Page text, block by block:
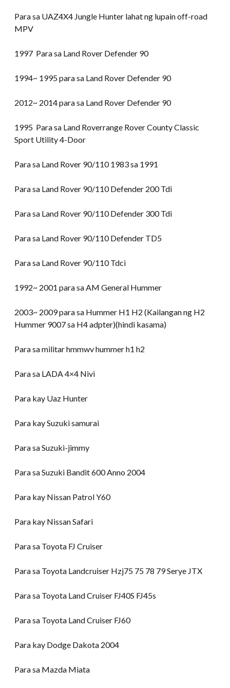
Para sa UAZ4X4 Jungle Hunter lahat ng lupain off-road
MPV
1997 Para sa Land Rover Defender 90
1994~ 1995 para sa Land Rover Defender 90
2012~ 2014 para sa Land Rover Defender 90
1995 Para sa Land Roverrange Rover County Classic
Sport Utility 4-Door
Para sa Land Rover 90/110 1983 sa 1991
Para sa Land Rover 90/110 Defender 200 Tdi
Para sa Land Rover 90/110 Defender 300 Tdi
Para sa Land Rover 90/110 Defender TD5
Para sa Land Rover 90/110 Tdci
1992~ 2001 para sa AM General Hummer
2003~ 2009 para sa Hummer H1 H2 (Kailangan ng H2
Hummer 9007 sa H4 adpter)(hindi kasama)
Para sa militar hmmwv hummer h1 h2
Para sa LADA 4×4 Nivi
Para kay Uaz Hunter
Para kay Suzuki samurai
Para sa Suzuki-jimmy
Para sa Suzuki Bandit 600 Anno 2004
Para kay Nissan Patrol Y60
Para kay Nissan Safari
Para sa Toyota FJ Cruiser
Para sa Toyota Landcruiser Hzj75 75 78 79 Serye JTX
Para sa Toyota Land Cruiser FJ40S FJ45s
Para sa Toyota Land Cruiser FJ60
Para kay Dodge Dakota 2004
Para sa Mazda Miata